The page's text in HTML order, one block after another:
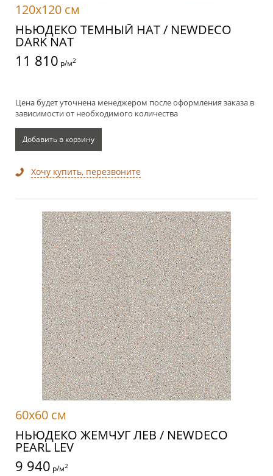
120x120 см
НЬЮДЕКО ТЕМНЫЙ НАТ / NEWDECO
DARK NAT
11 810 р/м2
Цена будет уточнена менеджером после оформления заказа в
зависимости от необходимого количества
Добавить в корзину
Хочу купить, перезвоните
60x60 см
НЬЮДЕКО ЖЕМЧУГ ЛЕВ / NEWDECO
PEARL LEV
9 940 р/м2